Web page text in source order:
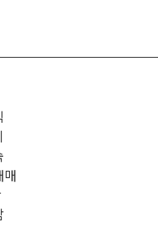
매